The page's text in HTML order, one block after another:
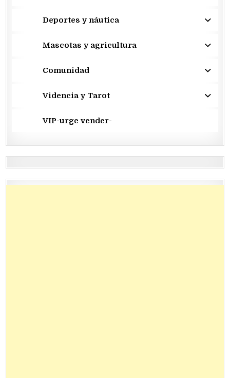
Deportes y náutica
Mascotas y agricultura
Comunidad
Videncia y Tarot
VIP-urge vender-